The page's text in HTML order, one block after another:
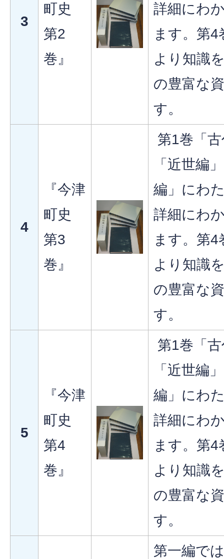
3
町史
第2
巻』
詳細にわ
ます。第4
より知識
の豊富な
す。
4
『今津
町史
第3
巻』
第1巻「
「近世編
編」にわ
詳細にわ
ます。第4
より知識
の豊富な
す。
5
『今津
町史
第4
巻』
第1巻「
「近世編
編」にわ
詳細にわ
ます。第4
より知識
の豊富な
す。
第一編で